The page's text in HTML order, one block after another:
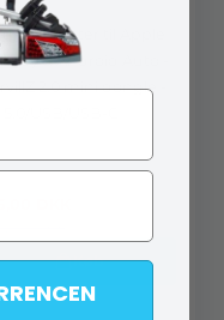
adapter til Apple
& Android Auto -
2.0 mini dongle -
Køb